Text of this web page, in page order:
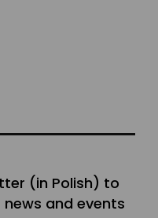
(in Polish) to
and events